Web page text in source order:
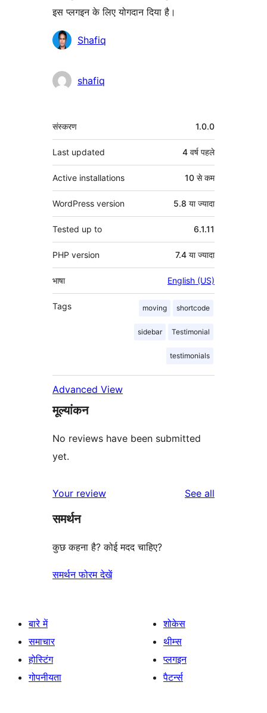
इस प्लगइन के लिए योगदान दिया है।
योगदानकर्ताShafiq
shafiq
मेटा
संस्करण 1.0.0
Last updated 4 वर्ष पहले
Active installations 10 से कम
WordPress version 5.8 या ज्यादा
Tested up to 6.1.11
PHP version 7.4 या ज्यादा
भाषा English (US)
Tags moving shortcode
sidebar Testimonial
testimonials
Advanced View
मूल्यांकन
No reviews have been submitted
yet.
Your review See all
समर्थन
कुछ कहना है? कोई मदद चाहिए?
समर्थन फोरम देखें
बारे में
समाचार
होस्टिंग
गोपनीयता
शोकेस
थीम्स
प्लगइन
पैटर्न्स